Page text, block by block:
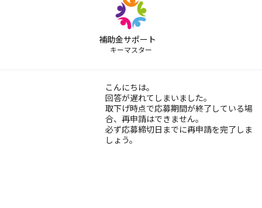
補助金サポート
キーマスター
こんにちは。
回答が遅れてしまいました。
取下げ時点で応募期間が終了している場
合、再申請はできません。
必ず応募締切日までに再申請を完了しま
しょう。